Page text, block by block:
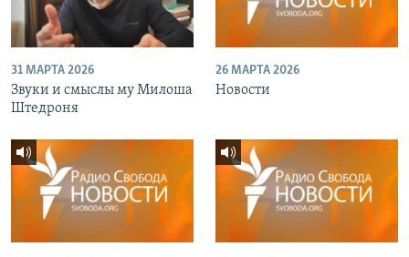
31 МАРТА 2026
Звуки и смыслы му Милоша
Штедроня
26 МАРТА 2026
Новости